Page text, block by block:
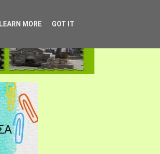
LEARN MORE GOT IT